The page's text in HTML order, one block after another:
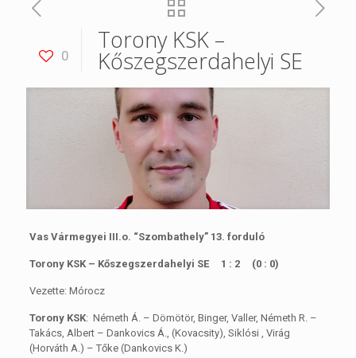
0
Torony KSK –
Kőszegszerdahelyi SE
Vas Vármegyei III.o. “Szombathely” 13. forduló
Torony KSK – Kőszegszerdahelyi SE 1 : 2 (0 : 0)
Vezette: Mórocz
Torony KSK: Németh Á. – Dömötör, Binger, Valler, Németh R. –
Takács, Albert – Dankovics Á., (Kovacsity), Siklósi , Virág
(Horváth A.) – Tőke (Dankovics K.)